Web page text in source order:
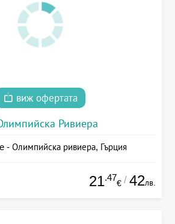
виж офертата
Ривиера
- Олимпийска ривиера, Гърция
21.47
€ / 42лв.